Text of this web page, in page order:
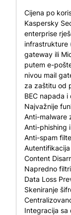
Cijena po
Kaspersky
enterprise
infrastrukture
gateway ili
putem e-
nivou mail
za zaštitu od
BEC napada
Najvažnije
Anti-malware
Anti-phishing
Anti-spam
Content
Napredno
Data Loss
Skeniranje
Integracija sa